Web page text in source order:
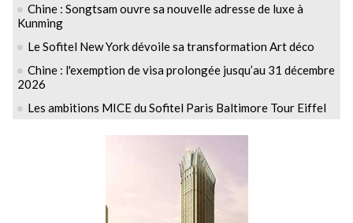
Chine : Songtsam ouvre sa nouvelle adresse de luxe à
Kunming
Le Sofitel New York dévoile sa transformation Art déco
Chine : l'exemption de visa prolongée jusqu’au 31 décembre
2026
Les ambitions MICE du Sofitel Paris Baltimore Tour Eiffel